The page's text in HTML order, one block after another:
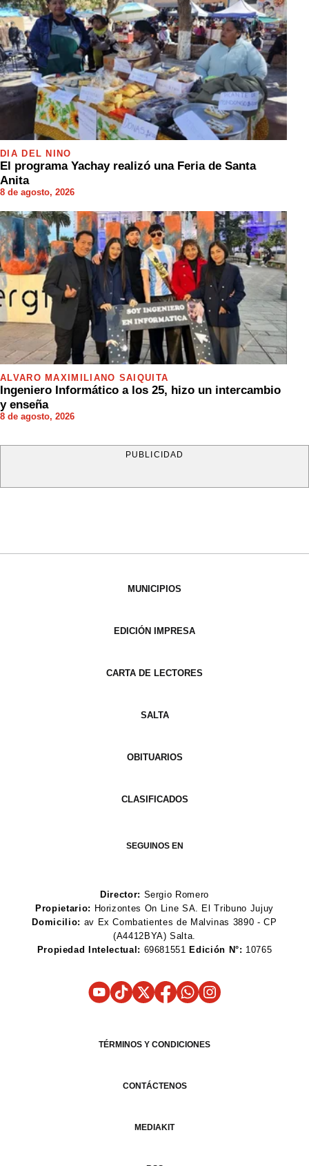
DÍA DEL NIÑO
El programa Yachay realizó una Feria de Santa
Anita
8 de agosto, 2026
ÁLVARO MAXIMILIANO SAIQUITA
Ingeniero Informático a los 25, hizo un intercambio
y enseña
8 de agosto, 2026
PUBLICIDAD
MUNICIPIOS
EDICIÓN IMPRESA
CARTA DE LECTORES
SALTA
OBITUARIOS
CLASIFICADOS
SEGUINOS EN
Director: Sergio Romero
Propietario: Horizontes On Line SA. El Tribuno Jujuy
Domicilio: av Ex Combatientes de Malvinas 3890 - CP
(A4412BYA) Salta.
Propiedad Intelectual: 69681551 Edición N°: 10765
TÉRMINOS Y CONDICIONES
CONTÁCTENOS
MEDIAKIT